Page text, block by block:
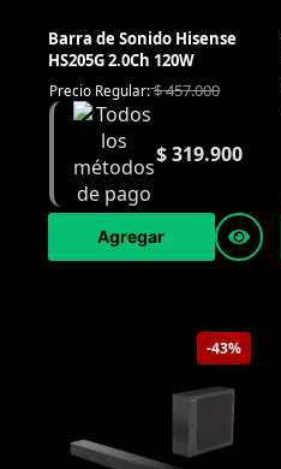
Barra de Sonido Hisense
HS205G 2.0Ch 120W
Precio Regular:$457.000
$319.900
Agregar
-43%